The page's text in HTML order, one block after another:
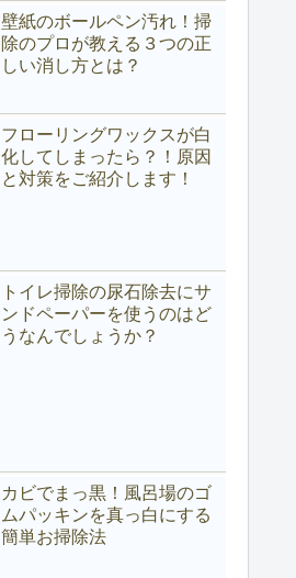
壁紙のボールペン汚れ！掃
除のプロが教える３つの正
しい消し方とは？
フローリングワックスが白
化してしまったら？！原因
と対策をご紹介します！
トイレ掃除の尿石除去にサ
ンドペーパーを使うのはど
うなんでしょうか？
カビでまっ黒！風呂場のゴ
ムパッキンを真っ白にする
簡単お掃除法